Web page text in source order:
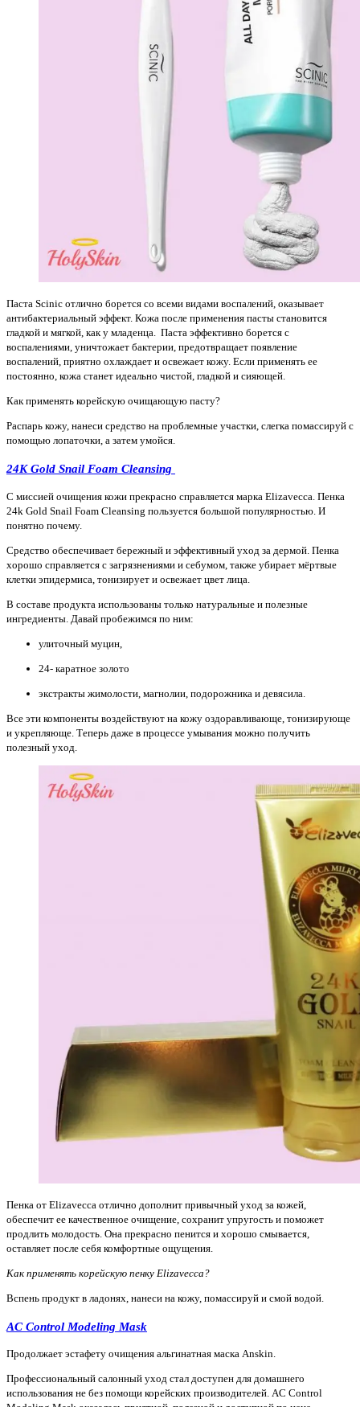
Паста Scinic отлично борется со всеми видами воспалений, оказывает
антибактериальный эффект. Кожа после применения пасты становится
гладкой и мягкой, как у младенца. Паста эффективно борется с
воспалениями, уничтожает бактерии, предотвращает появление
воспалений, приятно охлаждает и освежает кожу. Если применять ее
постоянно, кожа станет идеально чистой, гладкой и сияющей.
Как применять корейскую очищающую пасту?
Распарь кожу, нанеси средство на проблемные участки, слегка помассируй с
помощью лопаточки, а затем умойся.
24K Gold Snail Foam Cleansing
С миссией очищения кожи прекрасно справляется марка Elizavecca. Пенка
24k Gold Snail Foam Cleansing пользуется большой популярностью. И
понятно почему.
Средство обеспечивает бережный и эффективный уход за дермой. Пенка
хорошо справляется с загрязнениями и себумом, также убирает мёртвые
клетки эпидермиса, тонизирует и освежает цвет лица.
В составе продукта использованы только натуральные и полезные
ингредиенты. Давай пробежимся по ним:
улиточный муцин,
24- каратное золото
экстракты жимолости, магнолии, подорожника и девясила.
Все эти компоненты воздействуют на кожу оздоравливающе, тонизирующе
и укрепляюще. Теперь даже в процессе умывания можно получить
полезный уход.
Пенка от Elizavecca отлично дополнит привычный уход за кожей,
обеспечит ее качественное очищение, сохранит упругость и поможет
продлить молодость. Она прекрасно пенится и хорошо смывается,
оставляет после себя комфортные ощущения.
Как применять корейскую пенку Elizavecca?
Вспень продукт в ладонях, нанеси на кожу, помассируй и смой водой.
AC Control Modeling Mask
Продолжает эстафету очищения альгинатная маска Anskin.
Профессиональный салонный уход стал доступен для домашнего
использования не без помощи корейских производителей. AC Control